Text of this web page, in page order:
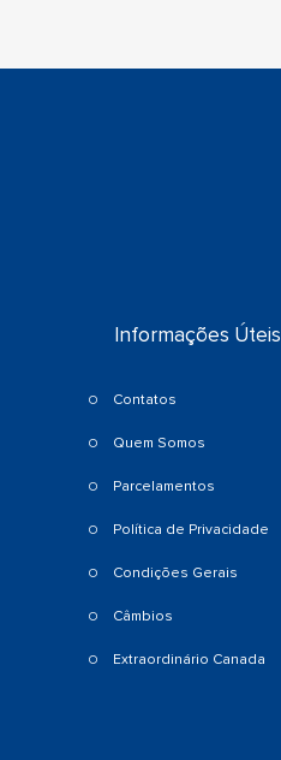
Informações Úteis
Contatos
Quem Somos
Parcelamentos
Política de Privacidade
Condições Gerais
Câmbios
Extraordinário Canada